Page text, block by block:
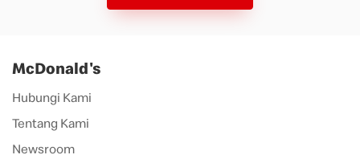
McDonald's
Hubungi Kami
Tentang Kami
Newsroom